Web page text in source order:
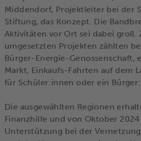
Middendorf, Projektleiter bei der
Stiftung, das Konzept. Die
Aktivitäten vor Ort sei dabei groß.
umgesetzten Projekten zählten
Bürger-Energie-Genossenschaft,
Markt, Einkaufs-Fahrten auf dem
für Schüler:innen oder ein
Die ausgewählten Regionen
Finanzhilfe und von Oktober 2024
Unterstützung bei der